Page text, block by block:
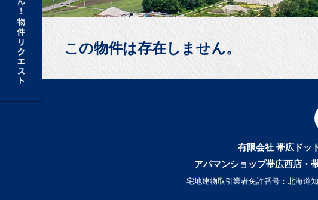
この物件は存在しません。
有限会社 帯広ドッ
アパマンショップ帯広西店・
宅地建物取引業者免許番号：北海道